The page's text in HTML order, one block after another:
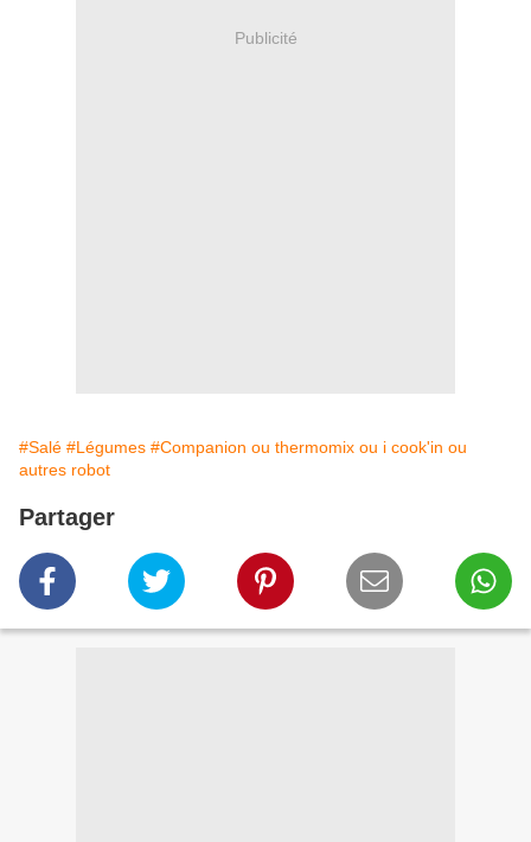
Publicité
#Salé #Légumes #Companion ou thermomix ou i cook'in ou
autres robot
Partager